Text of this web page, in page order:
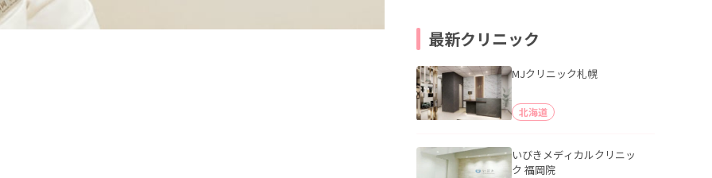
最新クリニック
MJクリニック札幌
北海道
いびきメディカルクリニッ
ク 福岡院